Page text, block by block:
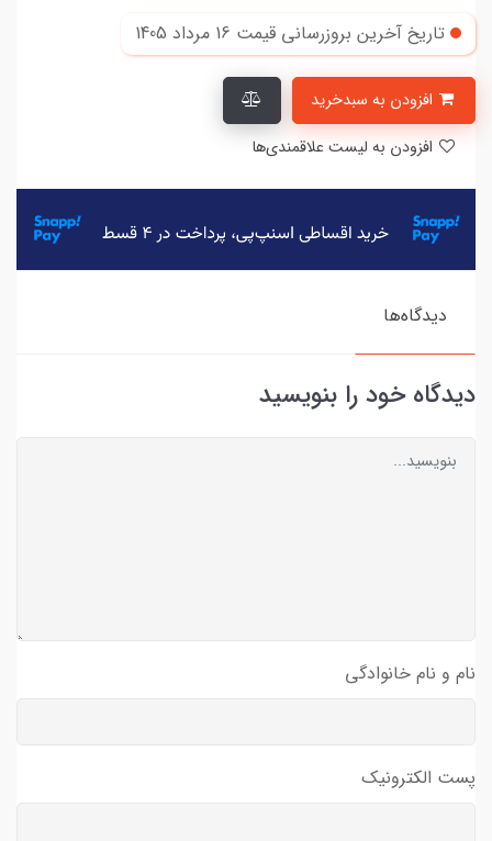
تاریخ آخرین بروزرسانی قیمت 16 مرداد 1405
دیدگاه‌ها
دیدگاه خود را بنویسید
نام و نام خانوادگی
پست الکترونیک